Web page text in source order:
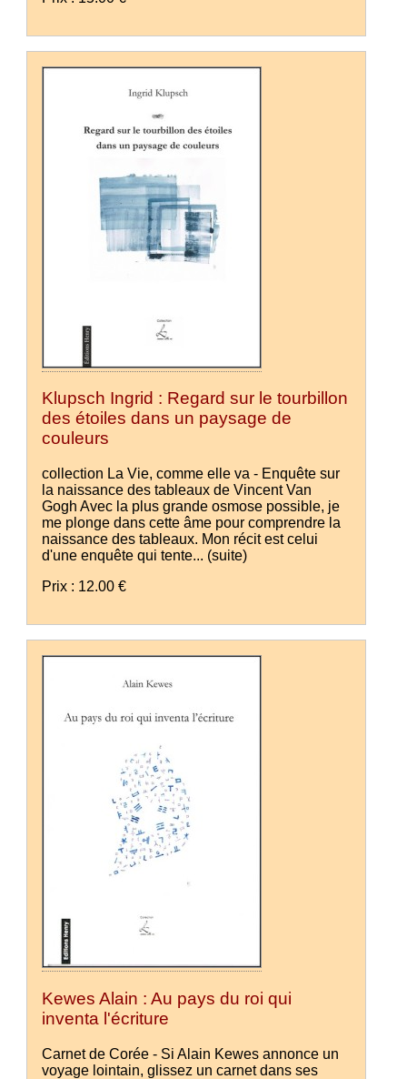
Klupsch Ingrid : Regard sur le tourbillon
des étoiles dans un paysage de
couleurs
collection La Vie, comme elle va - Enquête sur
la naissance des tableaux de Vincent Van
Gogh Avec la plus grande osmose possible, je
me plonge dans cette âme pour comprendre la
naissance des tableaux. Mon récit est celui
d'une enquête qui tente... (suite)
Prix : 12.00 €
Kewes Alain : Au pays du roi qui
inventa l'écriture
Carnet de Corée - Si Alain Kewes annonce un
voyage lointain, glissez un carnet dans ses